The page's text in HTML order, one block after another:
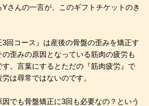
さんの一言が、このギフトチケットのき
回コース』 は産後の骨盤の歪みを矯正す
歪みの原因となっている筋肉の疲労も
。言葉にするとただの『筋肉疲労』で
は尋常ではないのです。
でも骨盤矯正に3回も必要なの？という